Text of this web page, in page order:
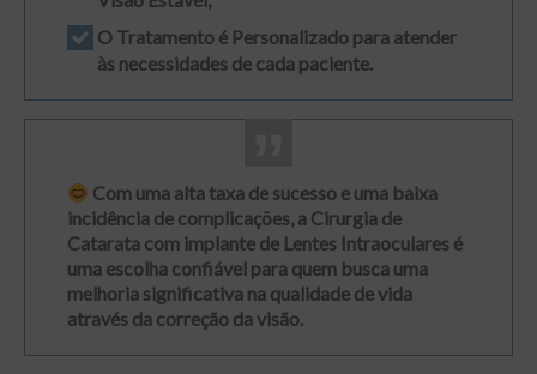
O Tratamento é Personalizado para atender
às necessidades de cada paciente.
Com uma alta taxa de sucesso e uma baixa
incidência de complicações, a Cirurgia de
Catarata com implante de Lentes Intraoculares é
uma escolha confiável para quem busca uma
melhoria significativa na qualidade de vida
através da correção da visão.